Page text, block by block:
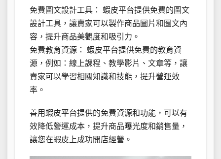
免費圖文設計工具： 蝦皮平台提供免費的圖文
設計工具，讓賣家可以製作商品圖片和圖文內
容，提升商品美觀度和吸引力。
免費教育資源： 蝦皮平台提供免費的教育資
源，例如：線上課程、教學影片、文章等，讓
賣家可以學習相關知識和技能，提升營運效
率。
善用蝦皮平台提供的免費資源和功能，可以有
效降低營運成本，提升商品曝光度和銷售量，
讓您在蝦皮上成功開店經營。